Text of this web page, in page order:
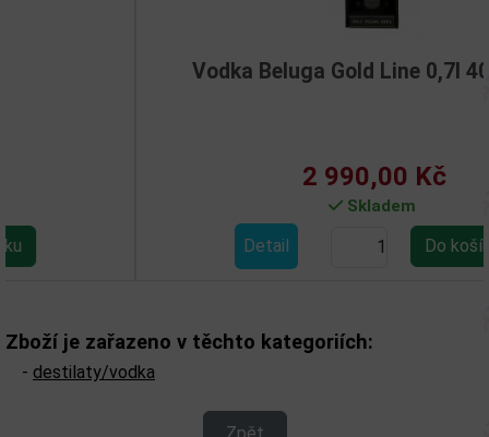
Vodka Beluga Gold Line 0,7l 40% kůže
2 990,00 Kč
Zboží je zařazeno v těchto kategoriích:
- destilaty/vodka